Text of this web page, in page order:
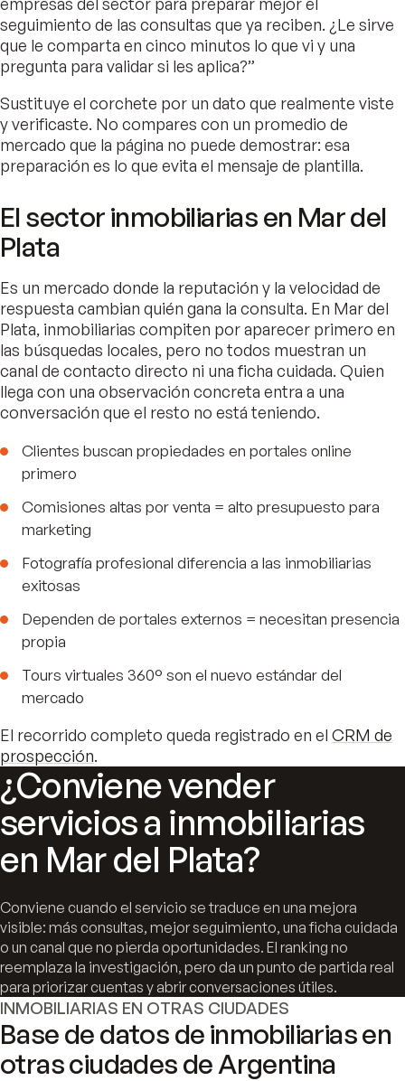
seguimiento de las consultas que ya reciben. ¿Le sirve
que le comparta en cinco minutos lo que vi y una
pregunta para validar si les aplica?”
Sustituye el corchete por un dato que realmente viste
y verificaste. No compares con un promedio de
mercado que la página no puede demostrar: esa
preparación es lo que evita el mensaje de plantilla.
El sector inmobiliarias en Mar del
Plata
Es un mercado donde la reputación y la velocidad de
respuesta cambian quién gana la consulta. En Mar del
Plata, inmobiliarias compiten por aparecer primero en
las búsquedas locales, pero no todos muestran un
canal de contacto directo ni una ficha cuidada. Quien
llega con una observación concreta entra a una
conversación que el resto no está teniendo.
Clientes buscan propiedades en portales online
primero
Comisiones altas por venta = alto presupuesto para
marketing
Fotografía profesional diferencia a las inmobiliarias
exitosas
Dependen de portales externos = necesitan presencia
propia
Tours virtuales 360° son el nuevo estándar del
mercado
El recorrido completo queda registrado en el CRM de
prospección.
¿Conviene vender
servicios a inmobiliarias
en Mar del Plata?
Conviene cuando el servicio se traduce en una mejora
visible: más consultas, mejor seguimiento, una ficha cuidada
o un canal que no pierda oportunidades. El ranking no
reemplaza la investigación, pero da un punto de partida real
para priorizar cuentas y abrir conversaciones útiles.
INMOBILIARIAS EN OTRAS CIUDADES
Base de datos de inmobiliarias en
otras ciudades de Argentina